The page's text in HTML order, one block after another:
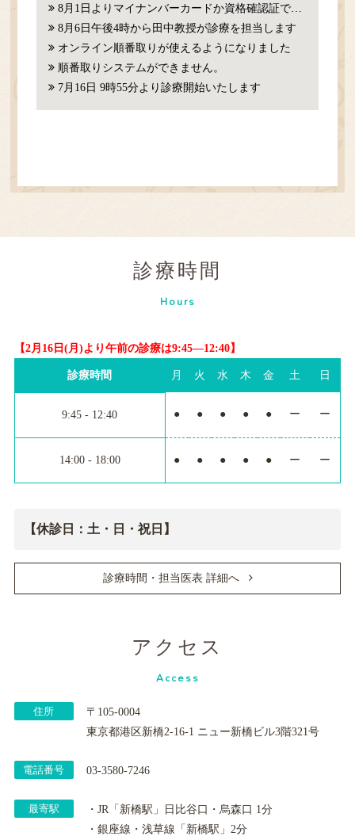
8月1日よりマイナンバーカードか資格確認証での確認が必要になります。
8月6日午後4時から田中教授が診療を担当します
オンライン順番取りが使えるようになりました
順番取りシステムができません。
7月16日 9時55分より診療開始いたします
診療時間
Hours
【2月16日(月)より午前の診療は9:45―12:40】
診療時間 月 火 水 木 金 土 日
9:45 - 12:40 ● ● ● ● ● ー ー
14:00 - 18:00 ● ● ● ● ● ー ー
【休診日：土・日・祝日】
診療時間・担当医表 詳細へ
アクセス
Access
住所
〒105-0004
東京都港区新橋2-16-1 ニュー新橋ビル3階321号
電話番号 03-3580-7246
最寄駅
・JR「新橋駅」日比谷口・烏森口 1分
・銀座線・浅草線「新橋駅」2分